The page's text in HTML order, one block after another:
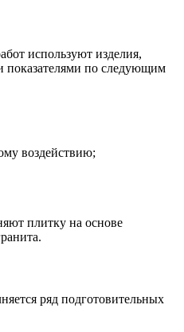
используют изделия,
показателями по следующим
воздействию;
плитку на основе
ряд подготовительных